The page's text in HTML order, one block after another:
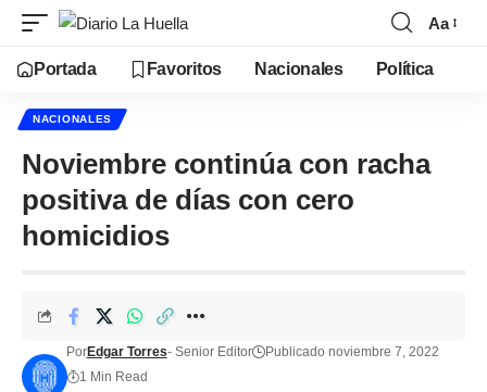
Aa
Portada Favoritos Nacionales Política
NACIONALES
Noviembre continúa con racha
positiva de días con cero
homicidios
PorEdgar Torres- Senior Editor
Publicado noviembre 7, 2022
1 Min Read